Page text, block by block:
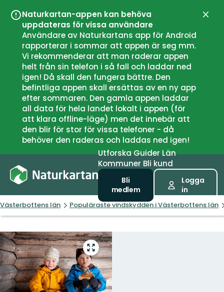
Naturkartan-appen kan behöva
uppdateras för vissa användare
Användare av Naturkartans app för Android
rapporterar i sommar att appen är seg mm.
Vi rekommenderar att man raderar appen
helt från sin telefon i så fall och laddar ned
igen! Då skall den fungera bättre. Den
befintliga appen skall ersättas av en ny app
efter sommaren. Den gamla appen laddar
all data för hela landet lokalt i appen (för
att klara offline-läge) men det innebär att
den blir för stor för vissa telefoner - då
behöver den raderas och laddas ned igen!
UtforskaGuiderLän
Kommuner Bli kund
Bli
medlem
Logga
in
Västerbottens län Populäraste vindskydden i Västerbottens län
Gå
till
helskärmsläge